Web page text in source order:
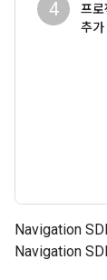
4
프
추가
Navigation
Navigation